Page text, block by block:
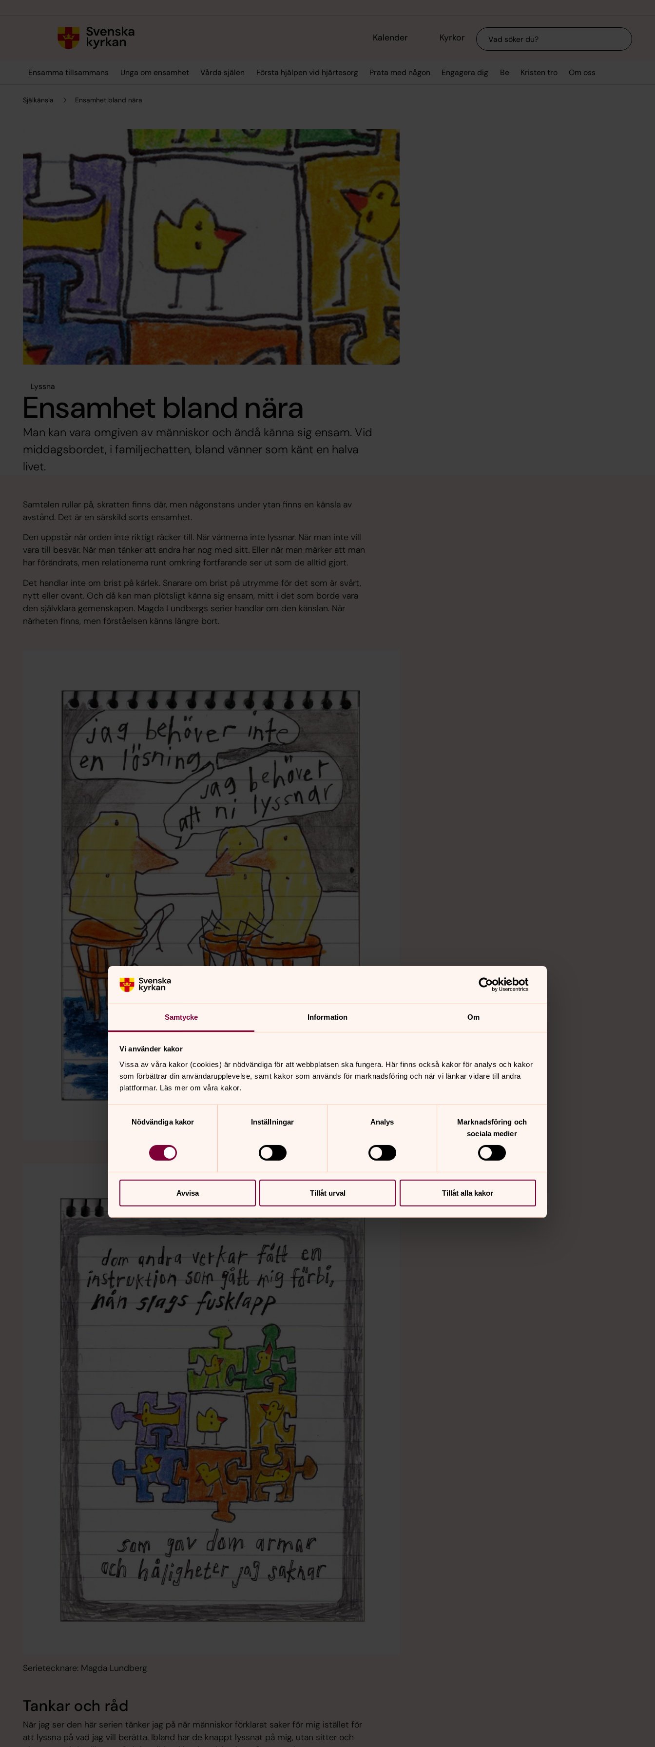
Samtycke Information Om
Vi använder kakor
Vissa av våra kakor (cookies) är nödvändiga för att webbplatsen ska fungera. Här finns också kakor för analys och kakor
som förbättrar din användarupplevelse, samt kakor som används för marknadsföring och när vi länkar vidare till andra
plattformar. Läs mer om våra kakor.
Nödvändiga kakor
Inställningar Analys
Marknadsföring och
sociala medier
Avvisa Tillåt urval Tillåt alla kakor
Kalender Kyrkor Sök
Ensamma tillsammans Unga om ensamhet Vårda själen Första hjälpen vid hjärtesorg Prata med någon Engagera dig Be Kristen tro Om oss
Själkänsla Ensamhet bland nära
Lyssna
Ensamhet bland nära
Man kan vara omgiven av människor och ändå känna sig ensam. Vid
middagsbordet, i familjechatten, bland vänner som känt en halva
livet.
Samtalen rullar på, skratten finns där, men någonstans under ytan finns en känsla av
avstånd. Det är en särskild sorts ensamhet.
Den uppstår när orden inte riktigt räcker till. När vännerna inte lyssnar. När man inte vill
vara till besvär. När man tänker att andra har nog med sitt. Eller när man märker att man
har förändrats, men relationerna runt omkring fortfarande ser ut som de alltid gjort.
Det handlar inte om brist på kärlek. Snarare om brist på utrymme för det som är svårt,
nytt eller ovant. Och då kan man plötsligt känna sig ensam, mitt i det som borde vara
den självklara gemenskapen. Magda Lundbergs serier handlar om den känslan. När
närheten finns, men förståelsen känns längre bort.
Serietecknare: Magda Lundberg
Tankar och råd
När jag ser den här serien tänker jag på när människor förklarat saker för mig istället för
att lyssna på vad jag vill berätta. Ibland har de knappt lyssnat på mig, utan sitter och